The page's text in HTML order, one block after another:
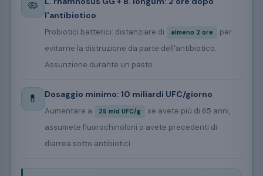
🦠
l'antibiotico
Probiotici batterici: distanziare di almeno 2 ore
per
evitarne la distruzione da parte dell'antibiotico.
Assunzione durante un pasto.
💊 Dosaggio minimo: 10 miliardi UFC/giorno
Aumentare a 25 mld UFC/g
se avete più di 65 anni,
assumete fluorochinoloni o avete precedenti di
diarrea sotto antibiotici.